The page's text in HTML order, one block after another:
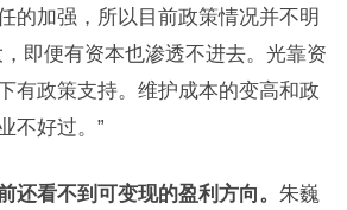
的加强，所以目前政策情况并不明
即便有资本也渗透不进去。光靠资
有政策支持。维护成本的变高和政
不好过。”
还看不到可变现的盈利方向。 朱巍